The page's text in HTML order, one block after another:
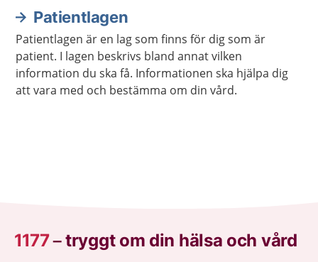
Patientlagen
Patientlagen är en lag som finns för dig som är
patient. I lagen beskrivs bland annat vilken
information du ska få. Informationen ska hjälpa dig
att vara med och bestämma om din vård.
1177–tryggt om din hälsa och vård